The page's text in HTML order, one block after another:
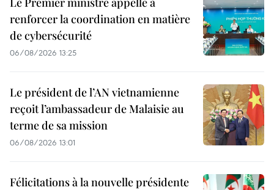
renforcer la coordination en matière
de cybersécurité
06/08/2026 13:25
Le président de l’AN vietnamienne
reçoit l’ambassadeur de Malaisie au
terme de sa mission
06/08/2026 13:01
Félicitations à la nouvelle présidente